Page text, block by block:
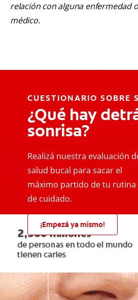
relación con alguna enfermedad
médico.
CUESTIONARIO SOBRE
¿Qué hay
sonrisa?
Realizá nuestra evaluación
salud bucal para sacar el
máximo partido de tu rutina
de cuidado.
¡Empezá ya mismo!